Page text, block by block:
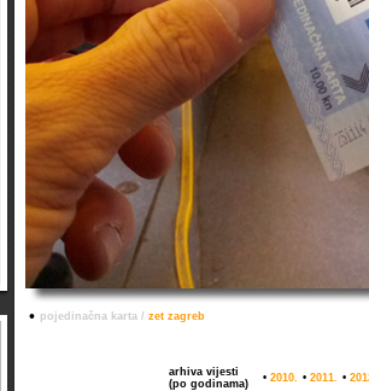
• pojedinačna karta / zet zagreb
arhiva vijesti
(po godinama)
• 2010. • 2011. •